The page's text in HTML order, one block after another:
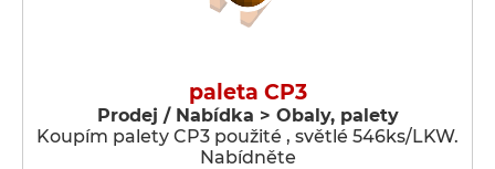
paleta CP3
Prodej / Nabídka > Obaly, palety
Koupím palety CP3 použité , světlé 546ks/LKW.
Nabídněte